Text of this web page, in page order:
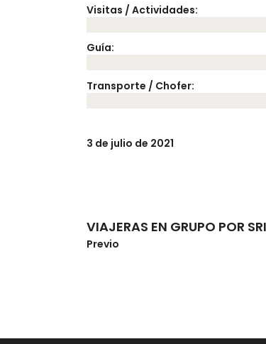
Visitas / Actividades:
Guía:
Transporte / Chofer:
3 de julio de 2021
VIAJERAS EN GRUPO POR
Previo